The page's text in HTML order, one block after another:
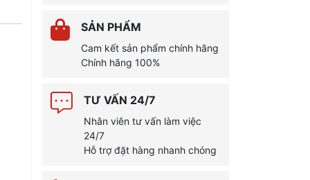
SẢN PHẨM
Cam kết sản phẩm chính hãng
Chính hãng 100%
TƯ VẤN 24/7
Nhân viên tư vấn làm việc
24/7
Hỗ trợ đặt hàng nhanh chóng